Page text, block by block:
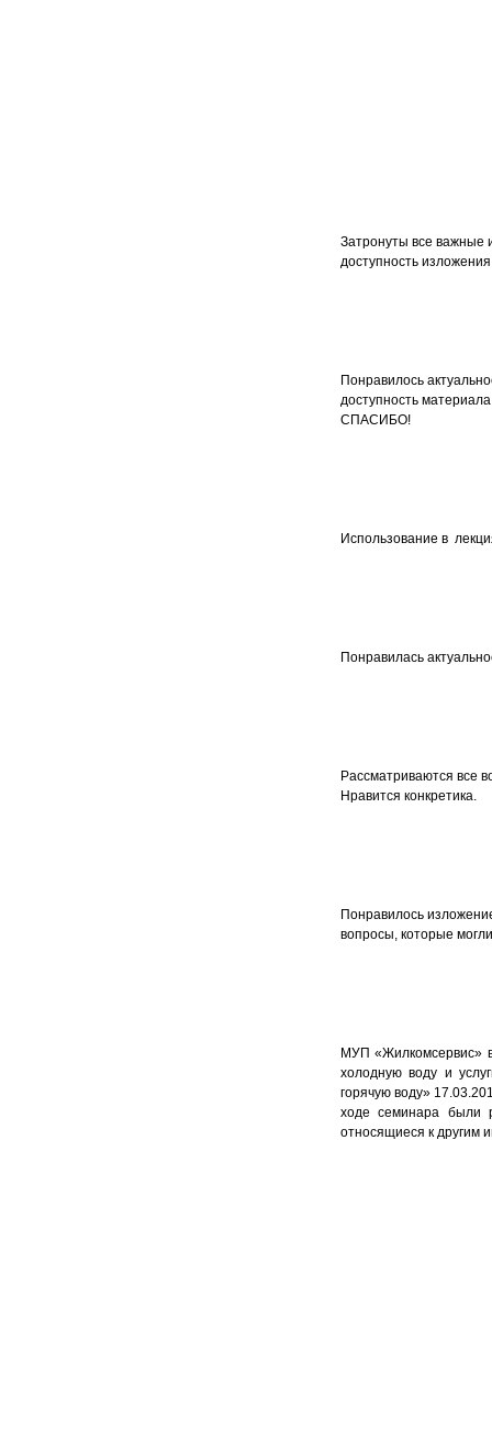
Затронуты все
доступность
Понравилось
доступность
СПАСИБО!
Использование в
Понравилась
Рассматриваются все
Нравится конкретика.
Понравилось
вопросы, которые
МУП «Жилкомсервис»
холодную воду и
горячую воду»
ходе семинара были
относящиеся к другим